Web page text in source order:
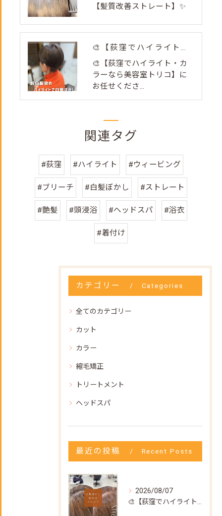
【髪質改善ストレート】✨
🎨【荻窪でハイライト・カラーなら美容室トリコ】にお任せくださ...
🎨【荻窪でハイライト・カ
ラーなら美容室トリコ】に
お任せくださ...
関連タグ
#荻窪 #ハイライト #ウィービング
#ブリーチ #白髪ぼかし #ストレート
#艶髪 #頭浸浴 #ヘッドスパ #浴衣
#着付け
カテゴリー Categories
全てのカテゴリー
カット
カラー
縮毛矯正
トリートメント
ヘッドスパ
最近の投稿 Recent Posts
2026/08/07